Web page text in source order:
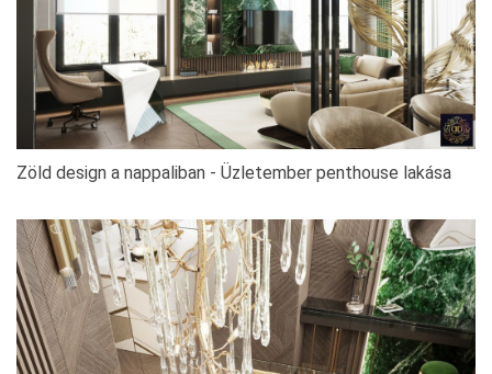
Zöld design a nappaliban - Üzletember penthouse lakása